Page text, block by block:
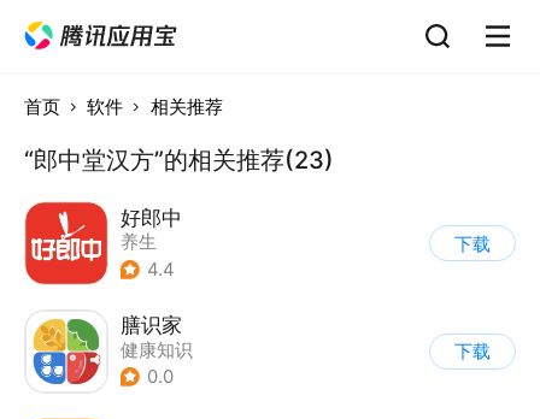
首页 软件 相关推荐
“郎中堂汉方”的相关推荐(23)
好郎中
养生
4.4
下载
膳识家
健康知识
0.0
下载